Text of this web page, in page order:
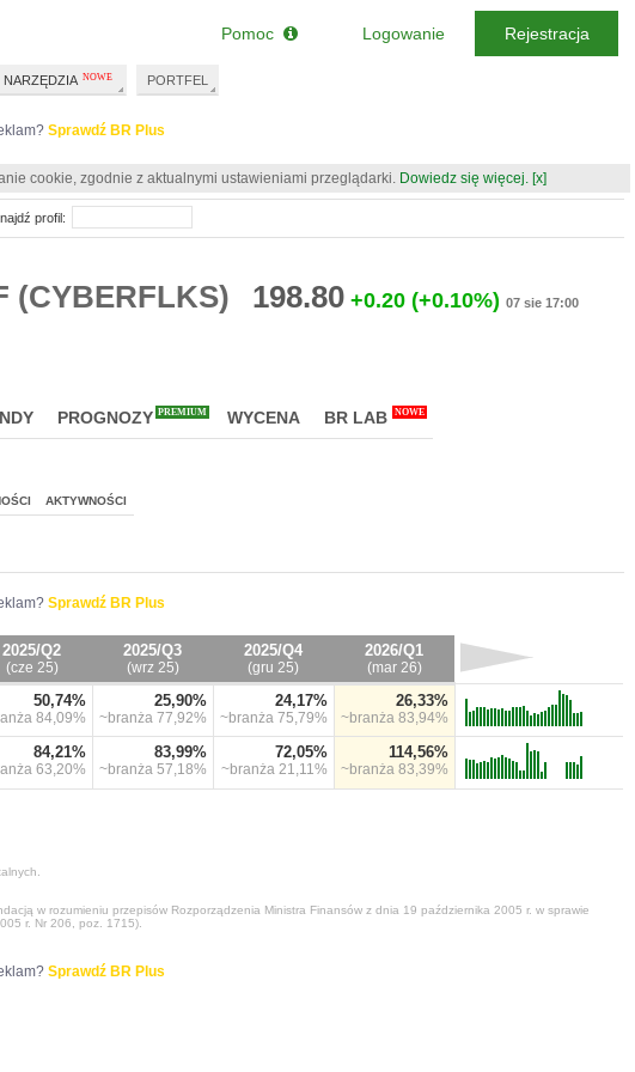
Sprawdź BR Plus
cookie, zgodnie z aktualnymi ustawieniami przeglądarki. Dowiedz się więcej. [x]
(CYBERFLKS) 198.80 +0.20 (+0.10%) 07 sie 17:00
PROGNOZY PREMIUM WYCENA BR LAB NOWE
AKTYWNOŚCI
Sprawdź BR Plus
2025/Q2
(cze 25)
2025/Q3
(wrz 25)
2025/Q4
(gru 25)
2026/Q1
(mar 26)
50,74%
84,09%
25,90%
~branża 77,92%
24,17%
~branża 75,79%
26,33%
~branża 83,94%
84,21%
63,20%
83,99%
~branża 57,18%
72,05%
~branża 21,11%
114,56%
~branża 83,39%
w rozumieniu przepisów Rozporządzenia Ministra Finansów z dnia 19 października 2005 r. w sprawie
r. Nr 206, poz. 1715).
Sprawdź BR Plus
profil:
NARZĘDZIA PORTFEL
Pomoc Logowanie Rejestracja